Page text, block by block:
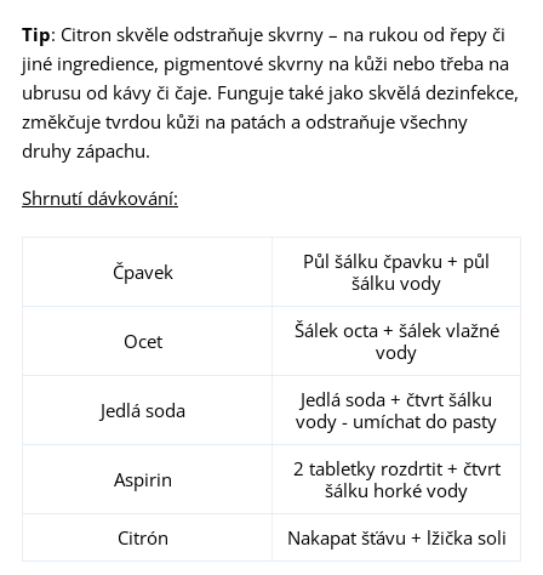
Tip: Citron skvěle odstraňuje skvrny – na rukou od řepy či
jiné ingredience, pigmentové skvrny na kůži nebo třeba na
ubrusu od kávy či čaje. Funguje také jako skvělá dezinfekce,
změkčuje tvrdou kůži na patách a odstraňuje všechny
druhy zápachu.
Shrnutí dávkování:
Čpavek
Půl šálku čpavku + půl
šálku vody
Ocet
Šálek octa + šálek vlažné
vody
Jedlá soda
Jedlá soda + čtvrt šálku
vody - umíchat do pasty
Aspirin
2 tabletky rozdrtit + čtvrt
šálku horké vody
Citrón
Nakapat šťávu + lžička soli